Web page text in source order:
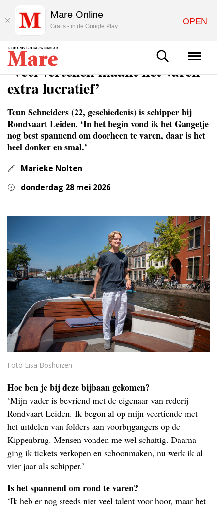
STUDENTENLEVEN
‘Veel vertellen maakt het varen
extra lucratief’
Teun Schneiders (22, geschiedenis) is schipper bij
Rondvaart Leiden. ‘In het begin vond ik het Gangetje
nog best spannend om doorheen te varen, daar is het
heel donker en smal.’
Marieke Nolten
donderdag 28 mei 2026
Foto Lisa Boshuizen
Hoe ben je bij deze bijbaan gekomen?
‘Mijn vader is bevriend met de eigenaar van rederij
Rondvaart Leiden. Ik begon al op mijn veertiende met
het uitdelen van folders aan voorbijgangers op de
Kippenbrug. Mensen vonden me wel schattig. Daarna
ging ik tickets verkopen en schoonmaken, nu werk ik al
vier jaar als schipper.’
Is het spannend om rond te varen?
‘Ik heb er nog steeds niet veel talent voor hoor, maar het
Mare Online
Gratis - in de Google Play OPEN